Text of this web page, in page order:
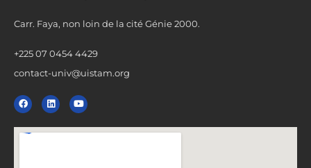
Carr. Faya, non loin de la cité Génie 2000.
+225 07 0454 4429
contact-univ@uistam.org